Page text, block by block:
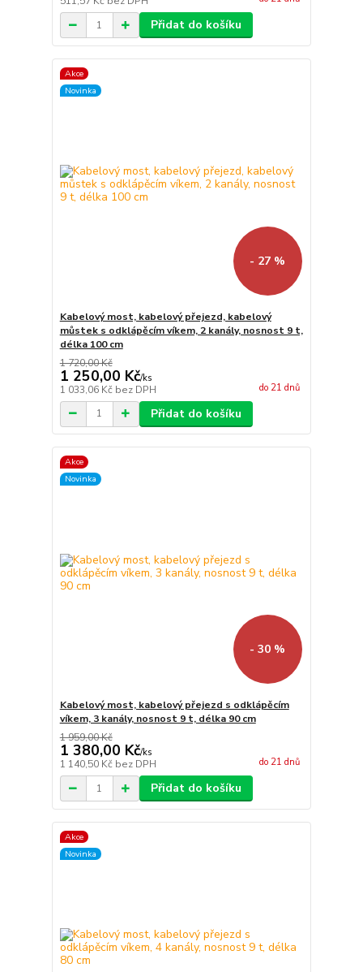
Přidat do košíku
Akce
Novinka
- 27 %
Kabelový most, kabelový přejezd, kabelový
můstek s odklápěcím víkem, 2 kanály, nosnost 9 t,
délka 100 cm
1 720,00 Kč
1 250,00 Kč/ks
1 033,06 Kč bez DPH do 21 dnů
Přidat do košíku
Akce
Novinka
- 30 %
Kabelový most, kabelový přejezd s odklápěcím
víkem, 3 kanály, nosnost 9 t, délka 90 cm
1 959,00 Kč
1 380,00 Kč/ks
1 140,50 Kč bez DPH do 21 dnů
Přidat do košíku
Akce
Novinka